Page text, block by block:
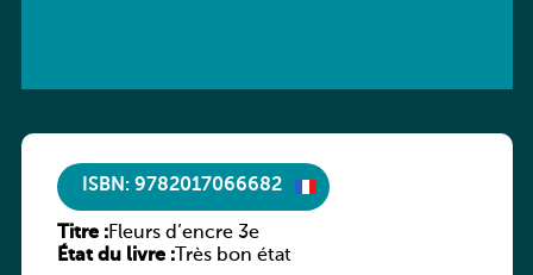
ISBN: 9782017066682
Titre :Fleurs d’encre 3e
État du livre :Très bon état